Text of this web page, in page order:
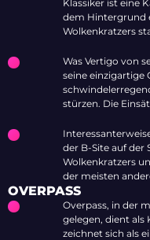
Klassiker ist eine
dem Hintergrund
Wolkenkratzers
Was Vertigo von
seine einzigartige
stürzen. Die
der B-Site auf der
Wolkenkratzers
der meisten
OVERPASS
Overpass, in der
gelegen, dient
zeichnet sich als